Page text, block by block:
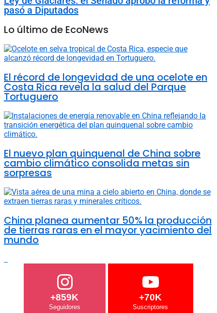
pasó a Diputados
Lo último de EcoNews
El récord de longevidad de una ocelote en
Costa Rica revela la salud del Parque
Tortuguero
El nuevo plan quinquenal de China sobre
cambio climático consolida metas sin
sorpresas
China planea aumentar 50% la producción
de tierras raras en el mayor yacimiento del
mundo
+859K +70K